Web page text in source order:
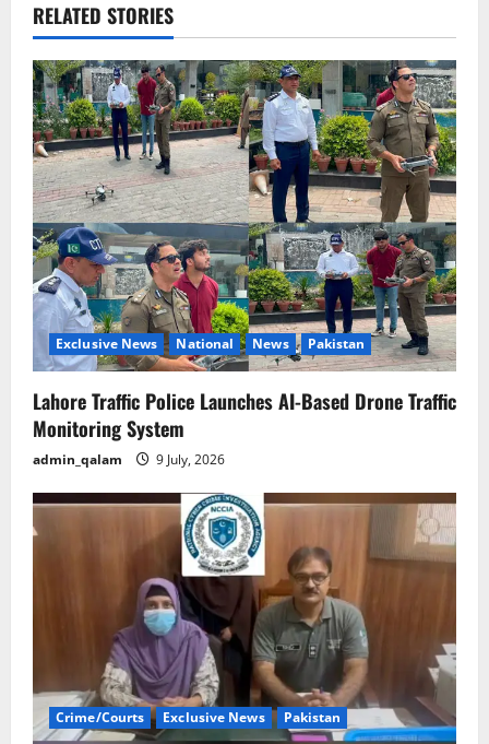
a
v
i
g
a
t
i
o
n
RELATED STORIES
Exclusive News National News Pakistan
Lahore Traffic Police Launches AI-Based Drone Traffic
Monitoring System
admin_qalam 9 July, 2026
Crime/Courts Exclusive News Pakistan